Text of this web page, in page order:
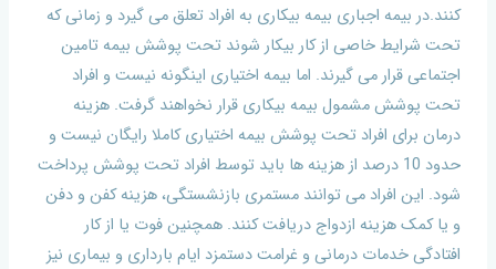
کنند.در بیمه اجباری بیمه بیکاری به افراد تعلق می گیرد و زمانی که
تحت شرایط خاصی از کار بیکار شوند تحت پوشش بیمه تامین
اجتماعی قرار می گیرند. اما بیمه اختیاری اینگونه نیست و افراد
تحت پوشش مشمول بیمه بیکاری قرار نخواهند گرفت. هزینه
درمان برای افراد تحت پوشش بیمه اختیاری کاملا رایگان نیست و
حدود 10 درصد از هزینه ها باید توسط افراد تحت پوشش پرداخت
شود. این افراد می توانند مستمری بازنشستگی، هزینه کفن و دفن
و یا کمک هزینه ازدواج دریافت کنند. همچنین فوت یا از کار
افتادگی خدمات درمانی و غرامت دستمزد ایام بارداری و بیماری نیز